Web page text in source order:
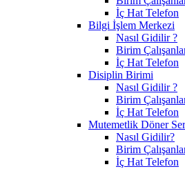
İç Hat Telefon
Bilgi İşlem Merkezi
Nasıl Gidilir ?
Birim
İç Hat Telefon
Disiplin Birimi
Nasıl Gidilir ?
Birim
İç Hat Telefon
Mutemetlik Döner
Nasıl Gidilir?
Birim
İç Hat Telefon